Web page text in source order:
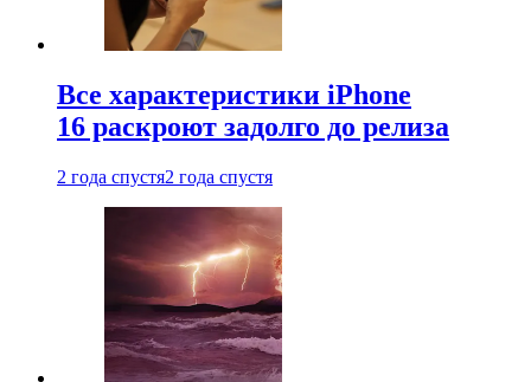
Все характеристики iPhone
16 раскроют задолго до релиза
2 года спустя2 года спустя